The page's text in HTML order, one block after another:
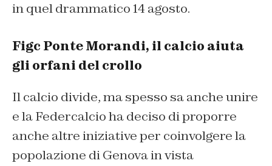
in quel drammatico 14 agosto.
Figc Ponte Morandi, il calcio aiuta
gli orfani del crollo
Il calcio divide, ma spesso sa anche unire
e la Federcalcio ha deciso di proporre
anche altre iniziative per coinvolgere la
popolazione di Genova in vista